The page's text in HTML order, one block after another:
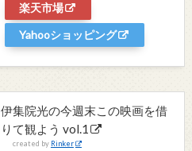
楽天市場
Yahooショッピング
伊集院光の今週末この映画を借
りて観よう vol.1
created by Rinker